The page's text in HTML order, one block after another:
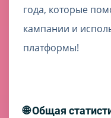
года, которые
кампании и
платформы!
🌐 Общая